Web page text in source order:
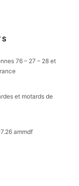
76 – 27 – 28 et
et motards de
ammdf